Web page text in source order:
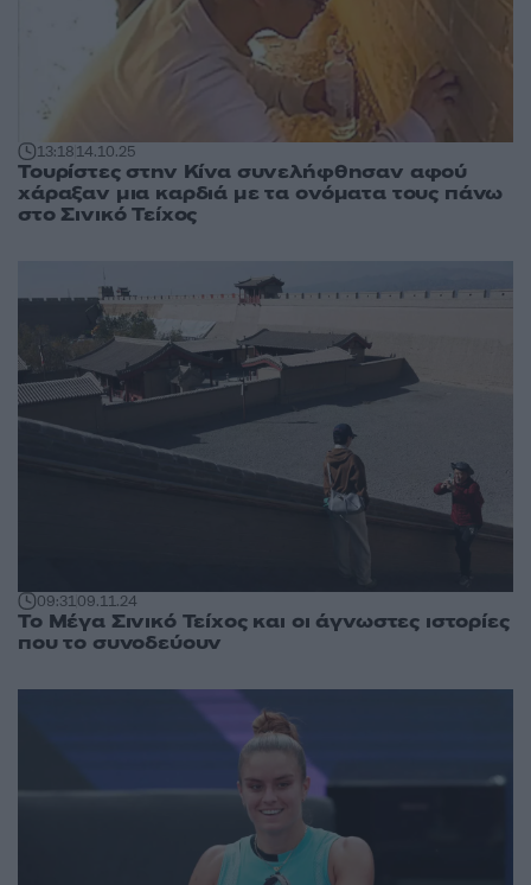
13:1814.10.25
Τουρίστες στην Κίνα συνελήφθησαν αφού
χάραξαν μια καρδιά με τα ονόματα τους πάνω
στο Σινικό Τείχος
09:3109.11.24
Το Μέγα Σινικό Τείχος και οι άγνωστες ιστορίες
που το συνοδεύουν